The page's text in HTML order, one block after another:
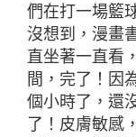
們在打一場籃
沒想到，漫畫
直坐著一直看
間，完了！因
個小時了，還
了！皮膚敏感